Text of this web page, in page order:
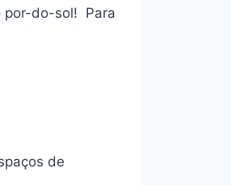
por-do-sol! Para
de